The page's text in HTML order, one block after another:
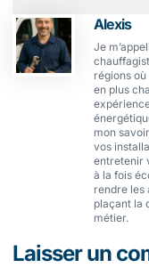
Alexis
Je
régions
en plus
mon
vos
entretenir
à la fois
rendre les
plaçant la
métier.
Laisser un